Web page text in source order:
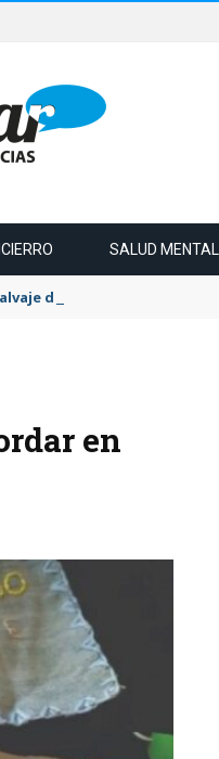
SALUD MENTAL
del último tiempo
en